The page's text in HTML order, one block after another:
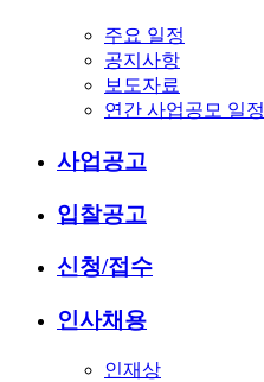
주요 일정
공지사항
보도자료
연간 사업공모 일정
사업공고
입찰공고
신청/접수
인사채용
인재상